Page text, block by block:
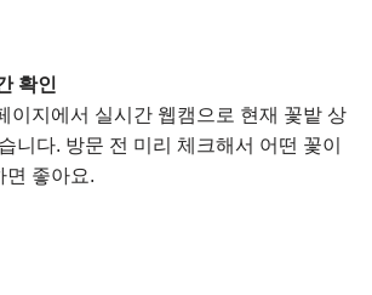
확인
이지에서 실시간 웹캠으로 현재 꽃밭 상
니다. 방문 전 미리 체크해서 어떤 꽃이
면 좋아요.